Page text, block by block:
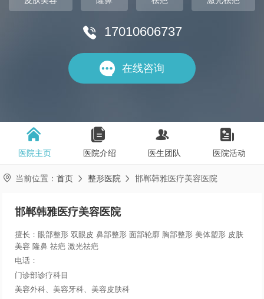
 17010606737
 在线咨询

医院主页

医院介绍

医生团队

医院活动
 当前位置：首页  整形医院  邯郸韩雅医疗美容医院
邯郸韩雅医疗美容医院
擅长：眼部整形 双眼皮 鼻部整形 面部轮廓 胸部整形 美体塑形 皮肤
美容 隆鼻 祛疤 激光祛疤
电话：
门诊部诊疗科目
美容外科、美容牙科、美容皮肤科